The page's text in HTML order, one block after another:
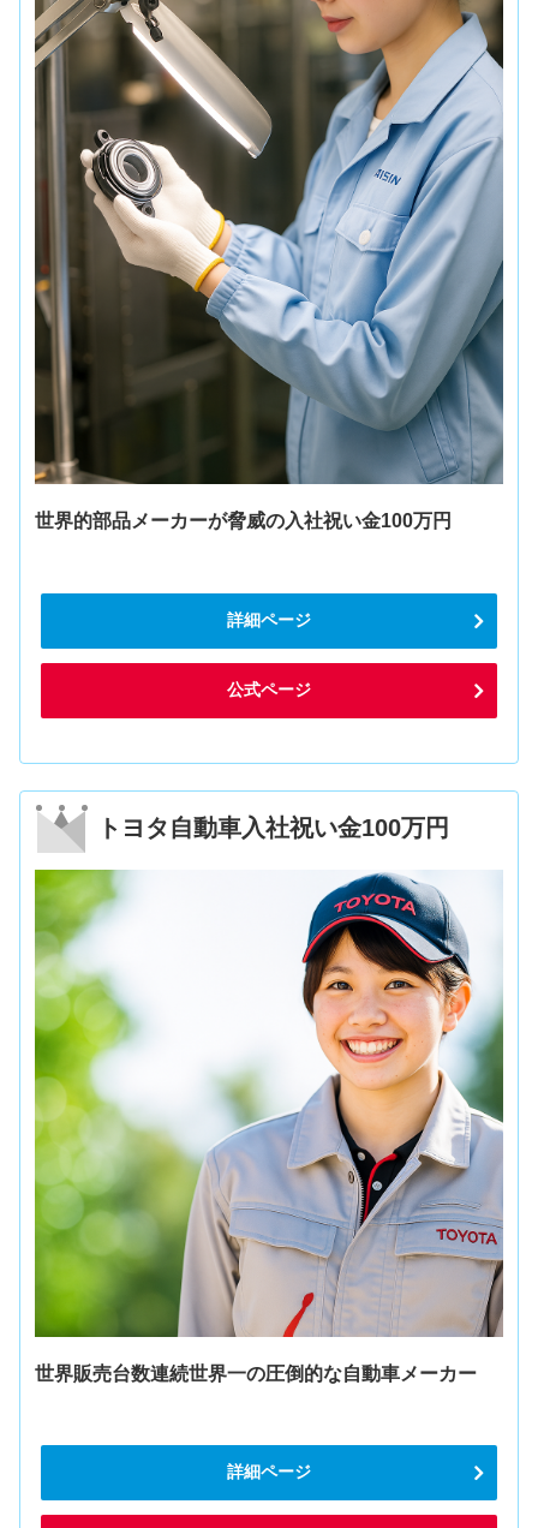
世界的部品メーカーが脅威の入社祝い金100万円
詳細ページ
公式ページ
トヨタ自動車入社祝い金100万円
世界販売台数連続世界一の圧倒的な自動車メーカー
詳細ページ